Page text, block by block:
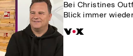
Bei Christines
Blick immer